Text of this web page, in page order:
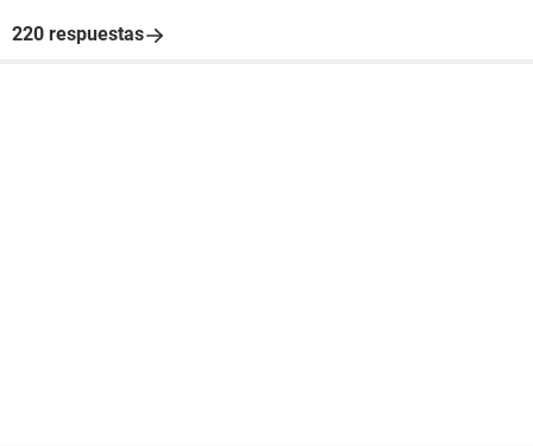
220 respuestas